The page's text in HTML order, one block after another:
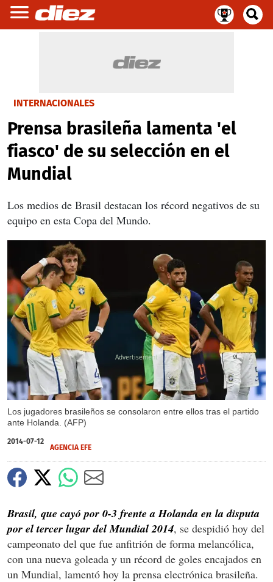
INTERNACIONALES
Prensa brasileña lamenta 'el
fiasco' de su selección en el
Mundial
Los medios de Brasil destacan los récord negativos de su
equipo en esta Copa del Mundo.
Los jugadores brasileños se consolaron entre ellos tras el partido
ante Holanda. (AFP)
X
2014-07-12
AGENCIA EFE
Brasil, que cayó por 0-3 frente a Holanda en la disputa
por el tercer lugar del Mundial 2014, se despidió hoy del
campeonato del que fue anfitrión de forma melancólica,
con una nueva goleada y un récord de goles encajados en
un Mundial, lamentó hoy la prensa electrónica brasileña.